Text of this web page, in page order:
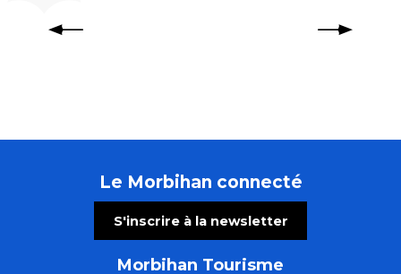
Le Morbihan connecté
S'inscrire à la newsletter
Morbihan Tourisme